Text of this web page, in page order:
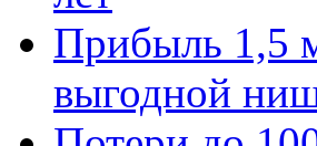
Прибыль 1,5
выгодной